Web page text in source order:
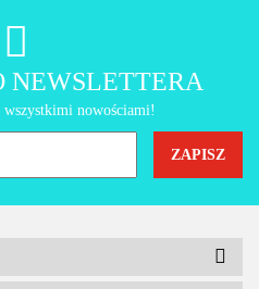
NEWSLETTERA
wszystkimi nowościami!